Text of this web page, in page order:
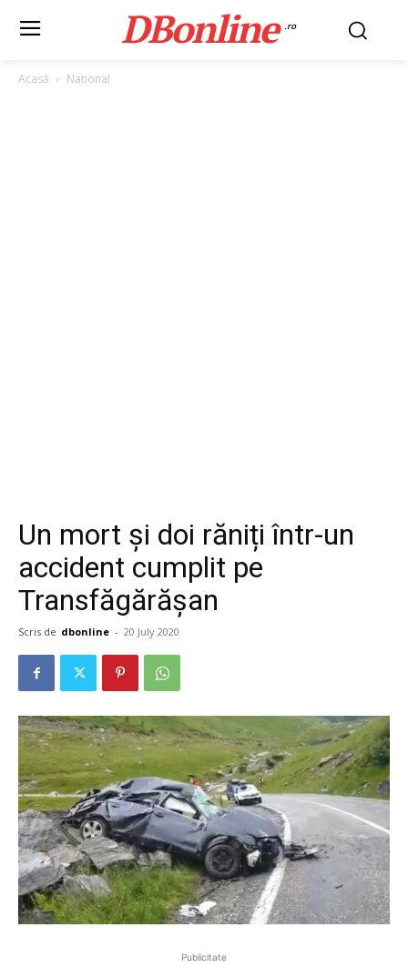
DBonline .ro
Acasă National
Un mort și doi răniți într-un
accident cumplit pe
Transfăgărășan
Scris de dbonline - 20 July 2020
Publicitate